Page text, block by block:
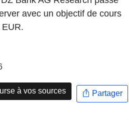
avec un objectif de cours
à vos sources Partager